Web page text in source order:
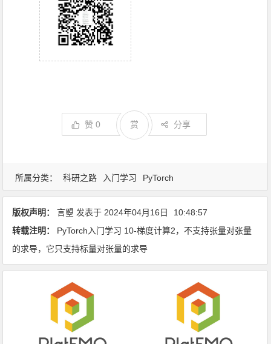
赞0 分享
赏
所属分类： 科研之路 入门学习 PyTorch
版权声明： 言曌 发表于 2024年04月16日
10:48:57
转载注明：
PyTorch入门学习 10-梯度计算2，不支持张量对张量
的求导，它只支持标量对张量的求导